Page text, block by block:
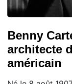
Benny
architecte
américain